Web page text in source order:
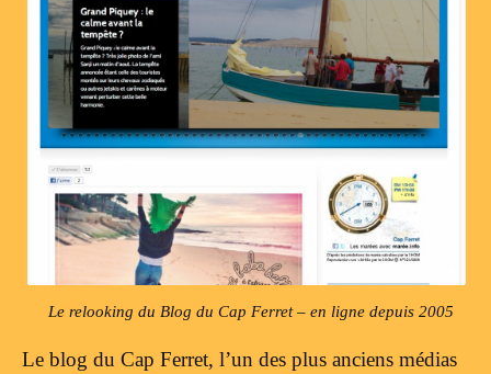
Le relooking du Blog du Cap Ferret – en ligne depuis 2005
Le blog du Cap Ferret, l’un des plus anciens médias